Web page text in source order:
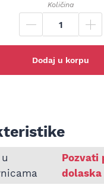
Količina
Dodaj u korpu
o Pk kaiš Pozvati
dolaska